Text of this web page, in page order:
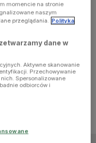
momencie na stronie
naszym
przeglądania. Polityka
dane w
Aktywne skanowanie
Przechowywanie
Spersonalizowane
odbiorców i